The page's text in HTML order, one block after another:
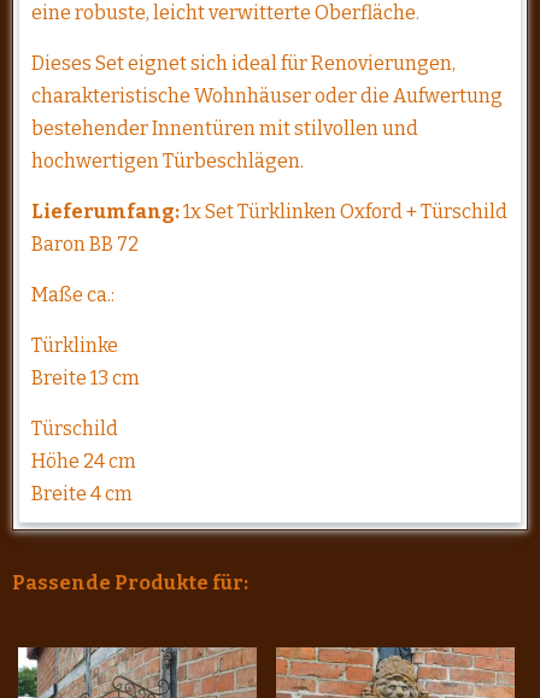
eine robuste, leicht verwitterte Oberfläche.
Dieses Set eignet sich ideal für Renovierungen,
charakteristische Wohnhäuser oder die Aufwertung
bestehender Innentüren mit stilvollen und
hochwertigen Türbeschlägen.
Lieferumfang:1x Set Türklinken Oxford + Türschild
Baron BB 72
Maße ca.:
Türklinke
Breite 13 cm
Türschild
Höhe 24 cm
Breite 4 cm
Passende Produkte für: